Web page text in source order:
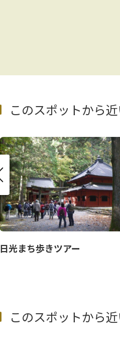
このスポットから
日光まち歩きツアー
このスポットから